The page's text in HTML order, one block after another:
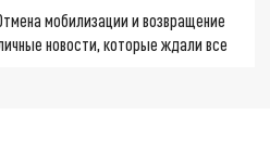
мобилизации и возвращение
новости, которые ждали все